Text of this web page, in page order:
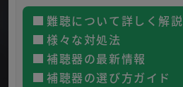
難聴について詳しく解説
様々な対処法
補聴器の最新情報
補聴器の選び方ガイド